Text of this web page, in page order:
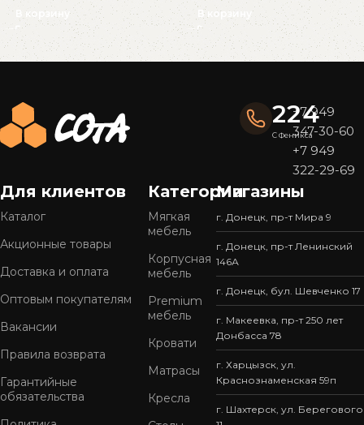
В корзину В корзину
Read More
224
С Феникса
+7 949
347-30-60
+7 949
322-29-69
Для клиентов
Каталог
Акционные товары
Доставка и оплата
Оптовым покупателям
Вакансии
Правила возврата
Гарантийные
обязательства
Категории
Мягкая
мебель
Корпусная
мебель
Premium
мебель
Кровати
Матрасы
Кресла
Магазины
г. Донецк, пр-т Мира 9
г. Донецк, пр-т Ленинский
146А
г. Донецк, бул. Шевченко 17
г. Макеевка, пр-т 250 лет
Донбасса 78
г. Харцызск, ул.
Краснознаменская 59п
г. Шахтерск, ул. Берегового